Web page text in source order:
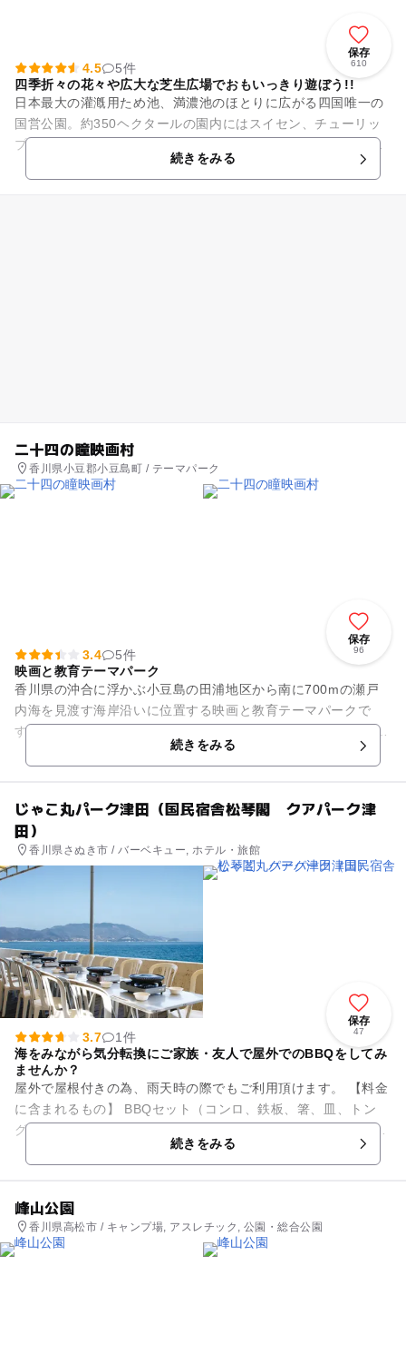
保存
610
4.5
5件
四季折々の花々や広大な芝生広場でおもいっきり遊ぼう!!
日本最大の灌漑用ため池、満濃池のほとりに広がる四国唯一の
国営公園。約350ヘクタールの園内にはスイセン、チューリッ
プ、ネモフィラ、アジサイ、コキア、コスモスなど季節の花々
が咲き誇ります。また冬に...続きをみる
二十四の瞳映画村
香川県小豆郡小豆島町 / テーマパーク
保存
96
3.4
5件
映画と教育テーマパーク
香川県の沖合に浮かぶ小豆島の田浦地区から南に700mの瀬戸
内海を見渡す海岸沿いに位置する映画と教育テーマパークで
す。1987年に映画化された「二十四の瞳」のロケで使用された
「岬の分教場」や、男先...続きをみる
じゃこ丸パーク津田（国民宿舎松琴閣 クアパーク津
田）
香川県さぬき市 / バーベキュー, ホテル・旅館
保存
47
3.7
1件
海をみながら気分転換にご家族・友人で屋外でのBBQをしてみ
ませんか？
屋外で屋根付きの為、雨天時の際でもご利用頂けます。 【料金
に含まれるもの】 BBQセット（コンロ、鉄板、箸、皿、トン
グ、グラス、食材（肉3種、ソーセージ、野菜6種、ご飯、タ
続きをみる
峰山公園
香川県高松市 / キャンプ場, アスレチック, 公園・総合公園